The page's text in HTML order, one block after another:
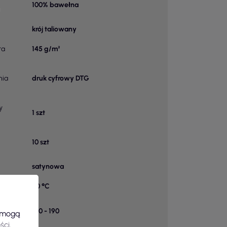
100% bawełna
krój taliowany
145 g/m²
druk cyfrowy DTG
1 szt
10 szt
satynowa
40 °C
120 - 190